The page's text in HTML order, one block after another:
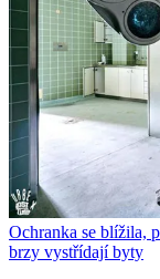
Ochranka se blížila,
brzy vystřídají byty